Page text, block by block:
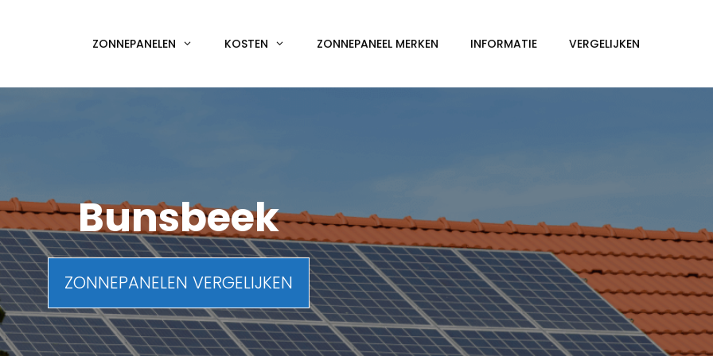
ZONNEPANELEN KOSTEN ZONNEPANEEL MERKEN INFORMATIE VERGELIJKEN
Bunsbeek
ZONNEPANELEN VERGELIJKEN